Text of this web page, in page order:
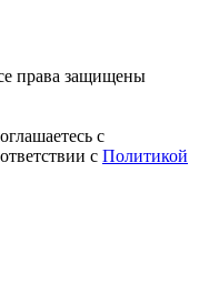
права защищены
с
с Политикой